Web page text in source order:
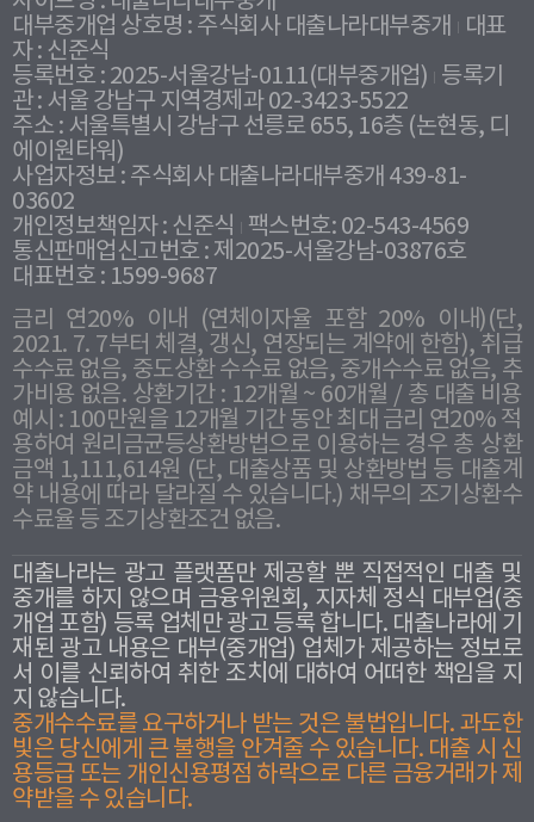
대부중개업 상호명 : 주식회사 대출나라대부중개
대표
자 : 신준식
등록번호 : 2025-서울강남-0111(대부중개업) 등록기
관 : 서울 강남구 지역경제과 02-3423-5522
주소 : 서울특별시 강남구 선릉로 655, 16층 (논현동, 디
에이원타워)
사업자정보 : 주식회사 대출나라대부중개 439-81-
03602
개인정보책임자 : 신준식
팩스번호: 02-543-4569
통신판매업신고번호 : 제2025-서울강남-03876호
대표번호 : 1599-9687
금리 연20% 이내 (연체이자율 포함 20% 이내)(단,
2021. 7. 7부터 체결, 갱신, 연장되는 계약에 한함), 취급
수수료 없음, 중도상환 수수료 없음, 중개수수료 없음, 추
가비용 없음. 상환기간 : 12개월 ~ 60개월 / 총 대출 비용
예시 : 100만원을 12개월 기간 동안 최대 금리 연20% 적
용하여 원리금균등상환방법으로 이용하는 경우 총 상환
금액 1,111,614원 (단, 대출상품 및 상환방법 등 대출계
약 내용에 따라 달라질 수 있습니다.) 채무의 조기상환수
수료율 등 조기상환조건 없음.
대출나라는 광고 플랫폼만 제공할 뿐 직접적인 대출 및
중개를 하지 않으며 금융위원회, 지자체 정식 대부업(중
개업 포함) 등록 업체만 광고 등록 합니다. 대출나라에 기
재된 광고 내용은 대부(중개업) 업체가 제공하는 정보로
서 이를 신뢰하여 취한 조치에 대하여 어떠한 책임을 지
지 않습니다.
중개수수료를 요구하거나 받는 것은 불법입니다. 과도한
빛은 당신에게 큰 불행을 안겨줄 수 있습니다. 대출 시 신
용등급 또는 개인신용평점 하락으로 다른 금융거래가 제
약받을 수 있습니다.